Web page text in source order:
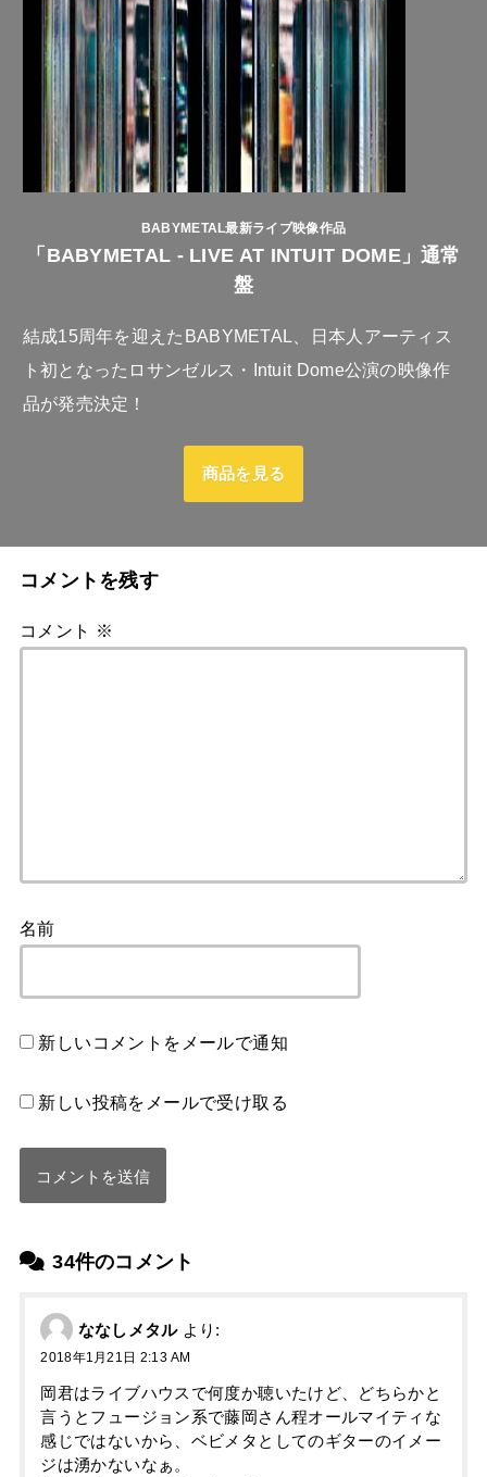
BABYMETAL最新ライブ映像作品
「BABYMETAL - LIVE AT INTUIT DOME」通常
盤
結成15周年を迎えたBABYMETAL、日本人アーティス
ト初となったロサンゼルス・Intuit Dome公演の映像作
品が発売決定！
商品を見る
34件のコメント
ななしメタル より:
2018年1月21日 2:13 AM
岡君はライブハウスで何度か聴いたけど、どちらかと
言うとフュージョン系で藤岡さん程オールマイティな
感じではないから、ベビメタとしてのギターのイメー
ジは湧かないなぁ。
コメントを残す
コメント ※
名前
新しいコメントをメールで通知
新しい投稿をメールで受け取る